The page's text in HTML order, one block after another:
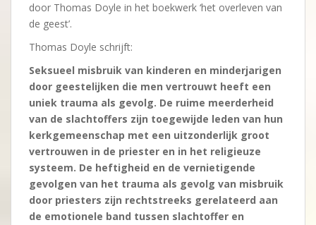
door Thomas Doyle in het boekwerk ‘het overleven van
de geest’.
Thomas Doyle schrijft:
Seksueel misbruik van kinderen en minderjarigen
door geestelijken die men vertrouwt heeft een
uniek trauma als gevolg. De ruime meerderheid
van de slachtoffers zijn toegewijde leden van hun
kerkgemeenschap met een uitzonderlijk groot
vertrouwen in de priester en in het religieuze
systeem. De heftigheid en de vernietigende
gevolgen van het trauma als gevolg van misbruik
door priesters zijn rechtstreeks gerelateerd aan
de emotionele band tussen slachtoffer en